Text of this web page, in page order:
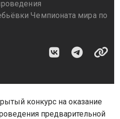
Чемпионата мира по
конкурс на оказание
предварительной